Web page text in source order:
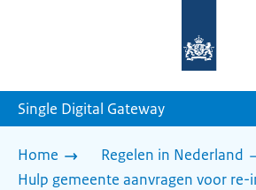
homepage
Single Digital Gateway
Home
Regelen in Nederland
Hulp gemeente aanvragen voor